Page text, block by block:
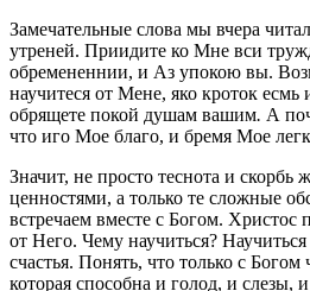
Замечательные слова мы вчера
утреней. Приидите ко Мне вси
обремененнии, и Аз упокою вы.
научитеся от Мене, яко кроток
обрящете покой душам вашим. А
что иго Мое благо, и бремя Мое
Значит, не просто теснота и скорбь
ценностями, а только те сложные
встречаем вместе с Богом. Христос
от Него. Чему научиться? Научиться
счастья. Понять, что только с Богом
которая способна и голод, и слезы,